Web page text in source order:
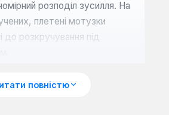
розподіл зусилля. На
плетені мотузки
до розкручування під
повністю